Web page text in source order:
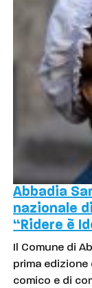
Abbadia
nazionale
“Ridere è
Il Comune di
prima
comico e di